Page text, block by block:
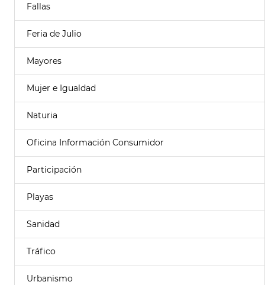
Fallas
Feria de Julio
Mayores
Mujer e Igualdad
Naturia
Oficina Información Consumidor
Participación
Playas
Sanidad
Tráfico
Urbanismo